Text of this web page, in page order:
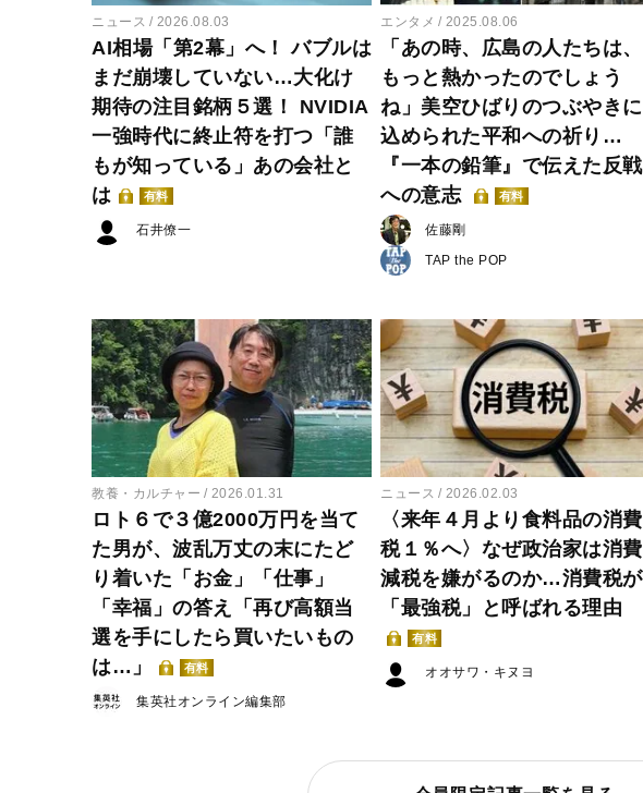
ニュース 2026.08.03
AI相場「第2幕」へ！ バブルは
まだ崩壊していない…大化け
期待の注目銘柄５選！ NVIDIA
一強時代に終止符を打つ「誰
もが知っている」あの会社と
は
有料
石井僚一
エンタメ 2025.08.06
「あの時、広島の人たちは、
もっと熱かったのでしょう
ね」美空ひばりのつぶやきに
込められた平和への祈り…
『一本の鉛筆』で伝えた反戦
への意志
有料
佐藤剛
TAP the POP
教養・カルチャー 2026.01.31
ロト６で３億2000万円を当て
た男が、波乱万丈の末にたど
り着いた「お金」「仕事」
「幸福」の答え「再び高額当
選を手にしたら買いたいもの
は…」
有料
集英社オンライン編集部
ニュース 2026.02.03
〈来年４月より食料品の消費
税１％へ〉なぜ政治家は消費
減税を嫌がるのか…消費税が
「最強税」と呼ばれる理由
有料
オオサワ・キヌヨ